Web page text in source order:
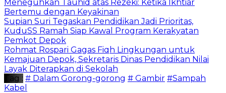
Meneguhkan Tauhid atas Rezeki: Ketika Ikhtiar
Bertemu dengan Keyakinan
Supian Suri Tegaskan Pendidikan Jadi Prioritas,
KuduSS Ramah Siap Kawal Program Kerakyatan
Pemkot Depok
Rohmat Rospari Gagas Fiqh Lingkungan untuk
Kemajuan Depok, Sekretaris Dinas Pendidikan Nilai
Layak Diterapkan di Sekolah
Tag : # Dalam Gorong-gorong # Gambir #Sampah
Kabel